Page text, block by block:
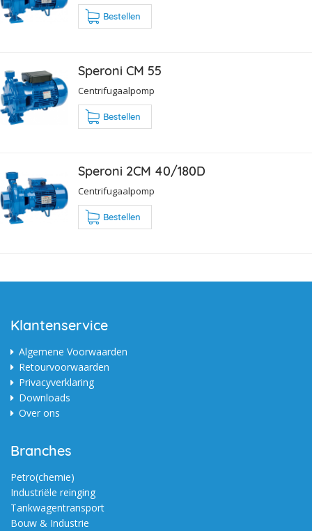
Bestellen
Speroni CM 55
Centrifugaalpomp
Bestellen
Speroni 2CM 40/180D
Centrifugaalpomp
Bestellen
Klantenservice
Algemene Voorwaarden
Retourvoorwaarden
Privacyverklaring
Downloads
Over ons
Branches
Petro(chemie)
Industriële reinging
Tankwagentransport
Bouw & Industrie